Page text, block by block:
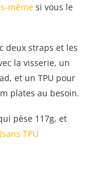
même si vous le
deux straps et les
la visserie, un
et un TPU pour
plates au besoin.
pèse 117g, et
TPU